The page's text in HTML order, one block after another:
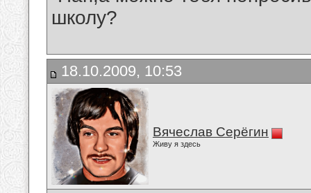
школу?
18.10.2009, 10:53
Вячеслав Серёгин
Живу я здесь